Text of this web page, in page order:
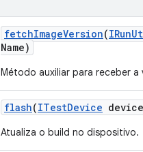
fetchImageVersion(IRun
Name)
Método auxiliar para receber
flash(ITestDevice device
Atualiza o build no dispositivo.